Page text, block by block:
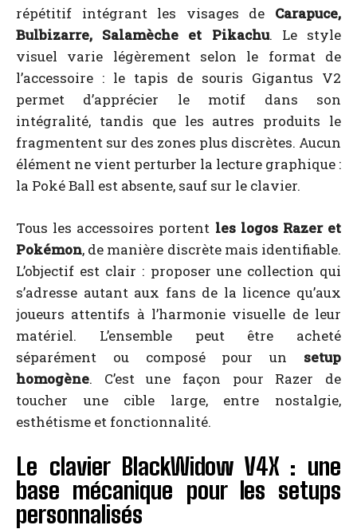
répétitif intégrant les visages de Carapuce,
Bulbizarre, Salamèche et Pikachu. Le style
visuel varie légèrement selon le format de
l’accessoire : le tapis de souris Gigantus V2
permet d’apprécier le motif dans son
intégralité, tandis que les autres produits le
fragmentent sur des zones plus discrètes. Aucun
élément ne vient perturber la lecture graphique :
la Poké Ball est absente, sauf sur le clavier.
Tous les accessoires portent les logos Razer et
Pokémon, de manière discrète mais identifiable.
L’objectif est clair : proposer une collection qui
s’adresse autant aux fans de la licence qu’aux
joueurs attentifs à l’harmonie visuelle de leur
matériel. L’ensemble peut être acheté
séparément ou composé pour un setup
homogène. C’est une façon pour Razer de
toucher une cible large, entre nostalgie,
esthétisme et fonctionnalité.
Le clavier BlackWidow V4X : une
base mécanique pour les setups
personnalisés